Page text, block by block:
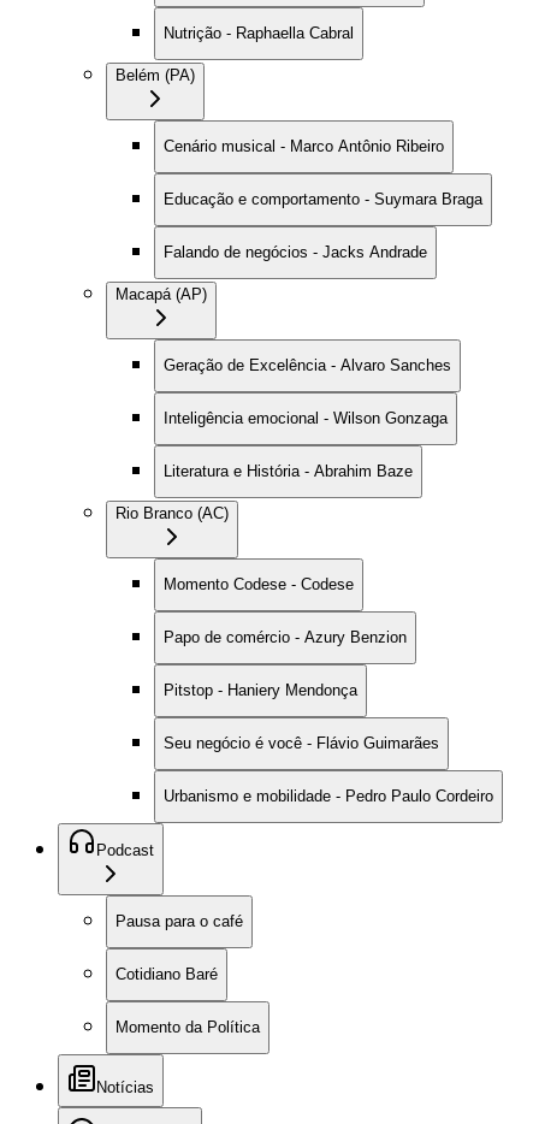
Nutrição - Raphaella Cabral
Belém (PA)
Cenário musical - Marco Antônio Ribeiro
Educação e comportamento - Suymara Braga
Falando de negócios - Jacks Andrade
Macapá (AP)
Geração de Excelência - Alvaro Sanches
Inteligência emocional - Wilson Gonzaga
Literatura e História - Abrahim Baze
Rio Branco (AC)
Momento Codese - Codese
Papo de comércio - Azury Benzion
Pitstop - Haniery Mendonça
Seu negócio é você - Flávio Guimarães
Urbanismo e mobilidade - Pedro Paulo Cordeiro
Podcast
Pausa para o café
Cotidiano Baré
Momento da Política
Notícias